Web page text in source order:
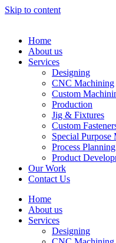
Skip to content
Home
About us
Services
Designing
CNC Machining
Custom
Production
Jig & Fixtures
Custom
Special
Process Planning
Product
Our Work
Contact Us
Home
About us
Services
Designing